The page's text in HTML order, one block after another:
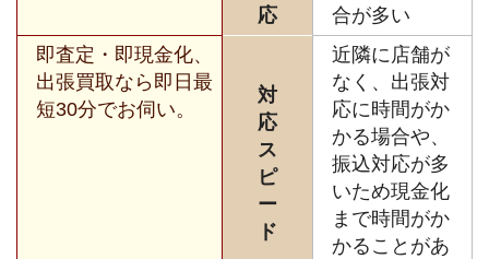
応
合が多い
即査定・即現金化、
出張買取なら即日最
短30分でお伺い。
対
応
ス
ピ
ー
ド
近隣に店舗が
なく、出張対
応に時間がか
かる場合や、
振込対応が多
いため現金化
まで時間がか
かることがあ